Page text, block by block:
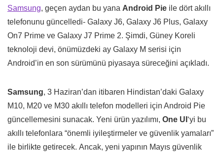
Samsung, geçen aydan bu yana Android Pie ile dört akıllı
telefonunu güncelledi- Galaxy J6, Galaxy J6 Plus, Galaxy
On7 Prime ve Galaxy J7 Prime 2. Şimdi, Güney Koreli
teknoloji devi, önümüzdeki ay Galaxy M serisi için
Android’in en son sürümünü piyasaya süreceğini açıkladı.
Samsung, 3 Haziran’dan itibaren Hindistan’daki Galaxy
M10, M20 ve M30 akıllı telefon modelleri için Android Pie
güncellemesini sunacak. Yeni ürün yazılımı, One UI ‘yi bu
akıllı telefonlara “önemli iyileştirmeler ve güvenlik yamaları”
ile birlikte getirecek. Ancak, yeni yapının Mayıs güvenlik